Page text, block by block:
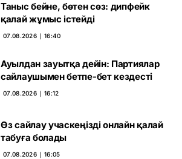
Таныс бейне, бөтен сөз: дипфейк
қалай жұмыс істейді
07.08.2026 ∣ 16:40
Ауылдан зауытқа дейін: Партиялар
сайлаушымен бетпе-бет кездесті
07.08.2026 ∣ 16:12
Өз сайлау учаскеңізді онлайн қалай
табуға болады
07.08.2026 ∣ 16:05